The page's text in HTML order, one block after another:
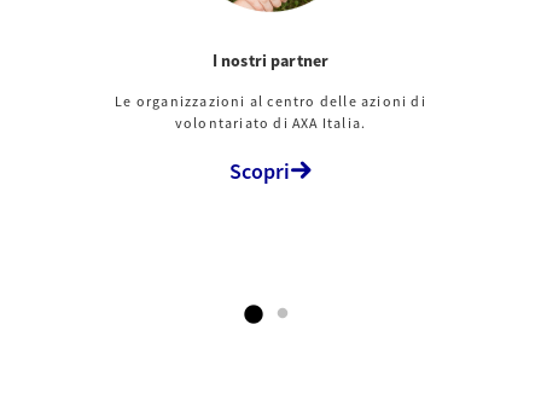
I nostri partner
Le organizzazioni al centro delle azioni di
volontariato di AXA Italia.
Scopri